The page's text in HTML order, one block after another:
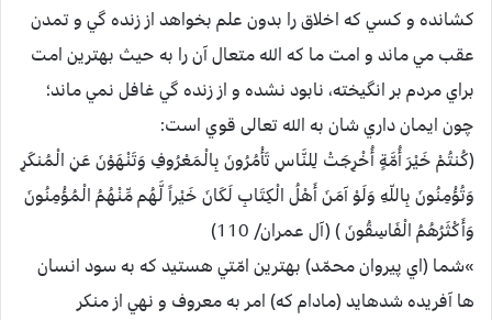
كشانده و كسي كه اخلاق را بدون علم بخواهد از زنده گي و تمدن
عقب مي ماند و امت ما كه الله متعال آن را به حيث بهترين امت
براي مردم بر انگيخته، نابود نشده و از زنده گي غافل نمي ماند؛
چون ايمان داري شان به الله تعالی قوي است:
(كُنتُمْ خَيْرَ أُمَّةٍ أُخْرِجَتْ لِلنَّاسِ تَأْمُرُونَ بِالْمَعْرُوفِ وَتَنْهَوْنَ عَنِ الْمُنكَرِ
وَتُؤْمِنُونَ بِاللّهِ وَلَوْ آمَنَ أَهْلُ الْكِتَابِ لَكَانَ خَيْراً لَّهُم مِّنْهُمُ الْمُؤْمِنُونَ
وَأَكْثَرُهُمُ الْفَاسِقُونَ ) ‏(آل عمران/ 110)
»‏شما (اي پيروان محمّد) بهترين امّتي هستيد كه به سود انسان
ها آفريده شدهايد (مادام كه) امر به معروف و نهي از منكر